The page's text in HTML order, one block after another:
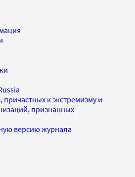
причастных к экстремизму и
признанных
версию журнала